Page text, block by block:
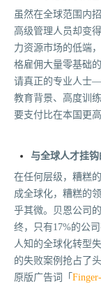
虽然在全球范围内
高级管理人员却变
力资源市场的低端
格雇佣大量零基础
请真正的专业人士
教育背景、高度训
要支付比在本国更高
与全球人才挂
在任何层级，糟糕
成全球化，糟糕的
乎其微。贝恩公司
终，只有17%的公
人知的全球化转型
的失败案例抢占了
原版广告词「